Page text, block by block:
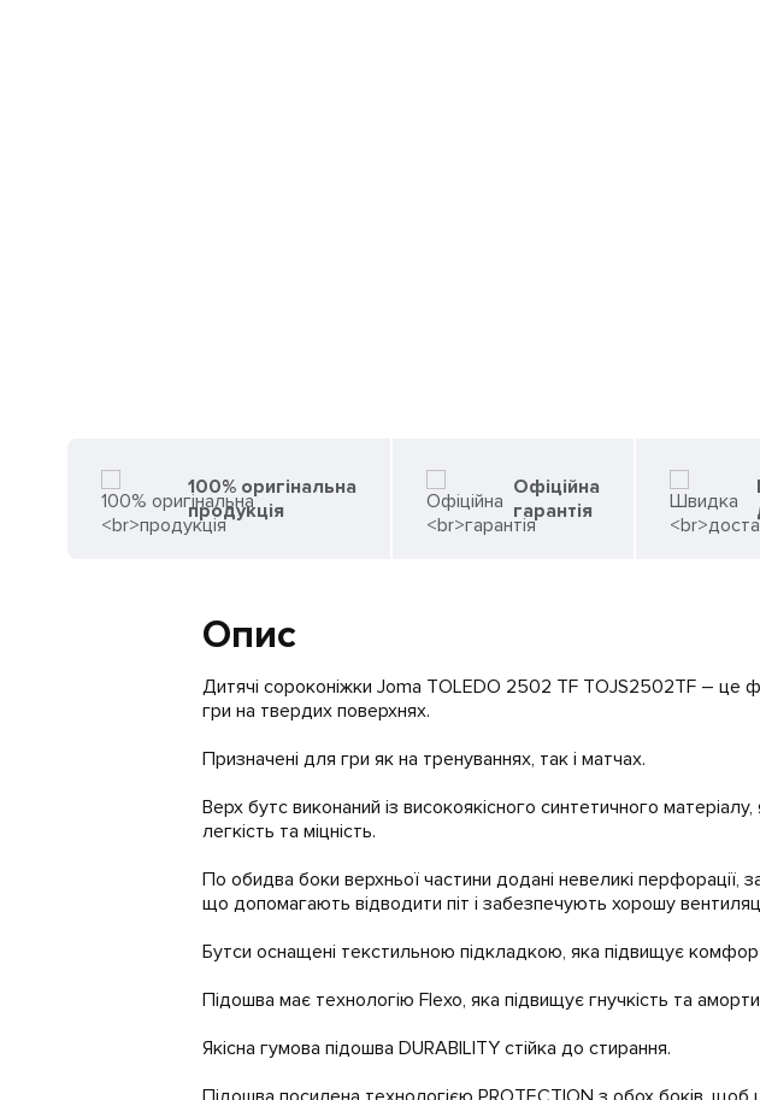
100% оригінальна
продукція
Офіційна
гарантія
Опис
Дитячі сороконіжки Joma TOLEDO 2502 TF TOJS2502TF – це
гри на твердих поверхнях.
Призначені для гри як на тренуваннях, так і матчах.
Верх бутс виконаний із високоякісного синтетичного
легкість та міцність.
По обидва боки верхньої частини додані невеликі перфорації,
що допомагають відводити піт і забезпечують хорошу
Бутси оснащені текстильною підкладкою, яка підвищує
Підошва має технологію Flexo, яка підвищує гнучкість та
Якісна гумова підошва DURABILITY стійка до стирання.